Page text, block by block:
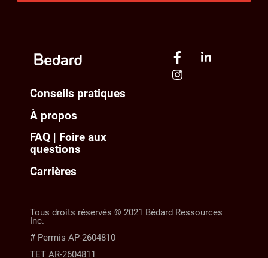
Conseils pratiques
À propos
FAQ | Foire aux
questions
Carrières
Tous droits réservés © 2021 Bédard Ressources
Inc.
# Permis AP-2604810
TET AR-2604811